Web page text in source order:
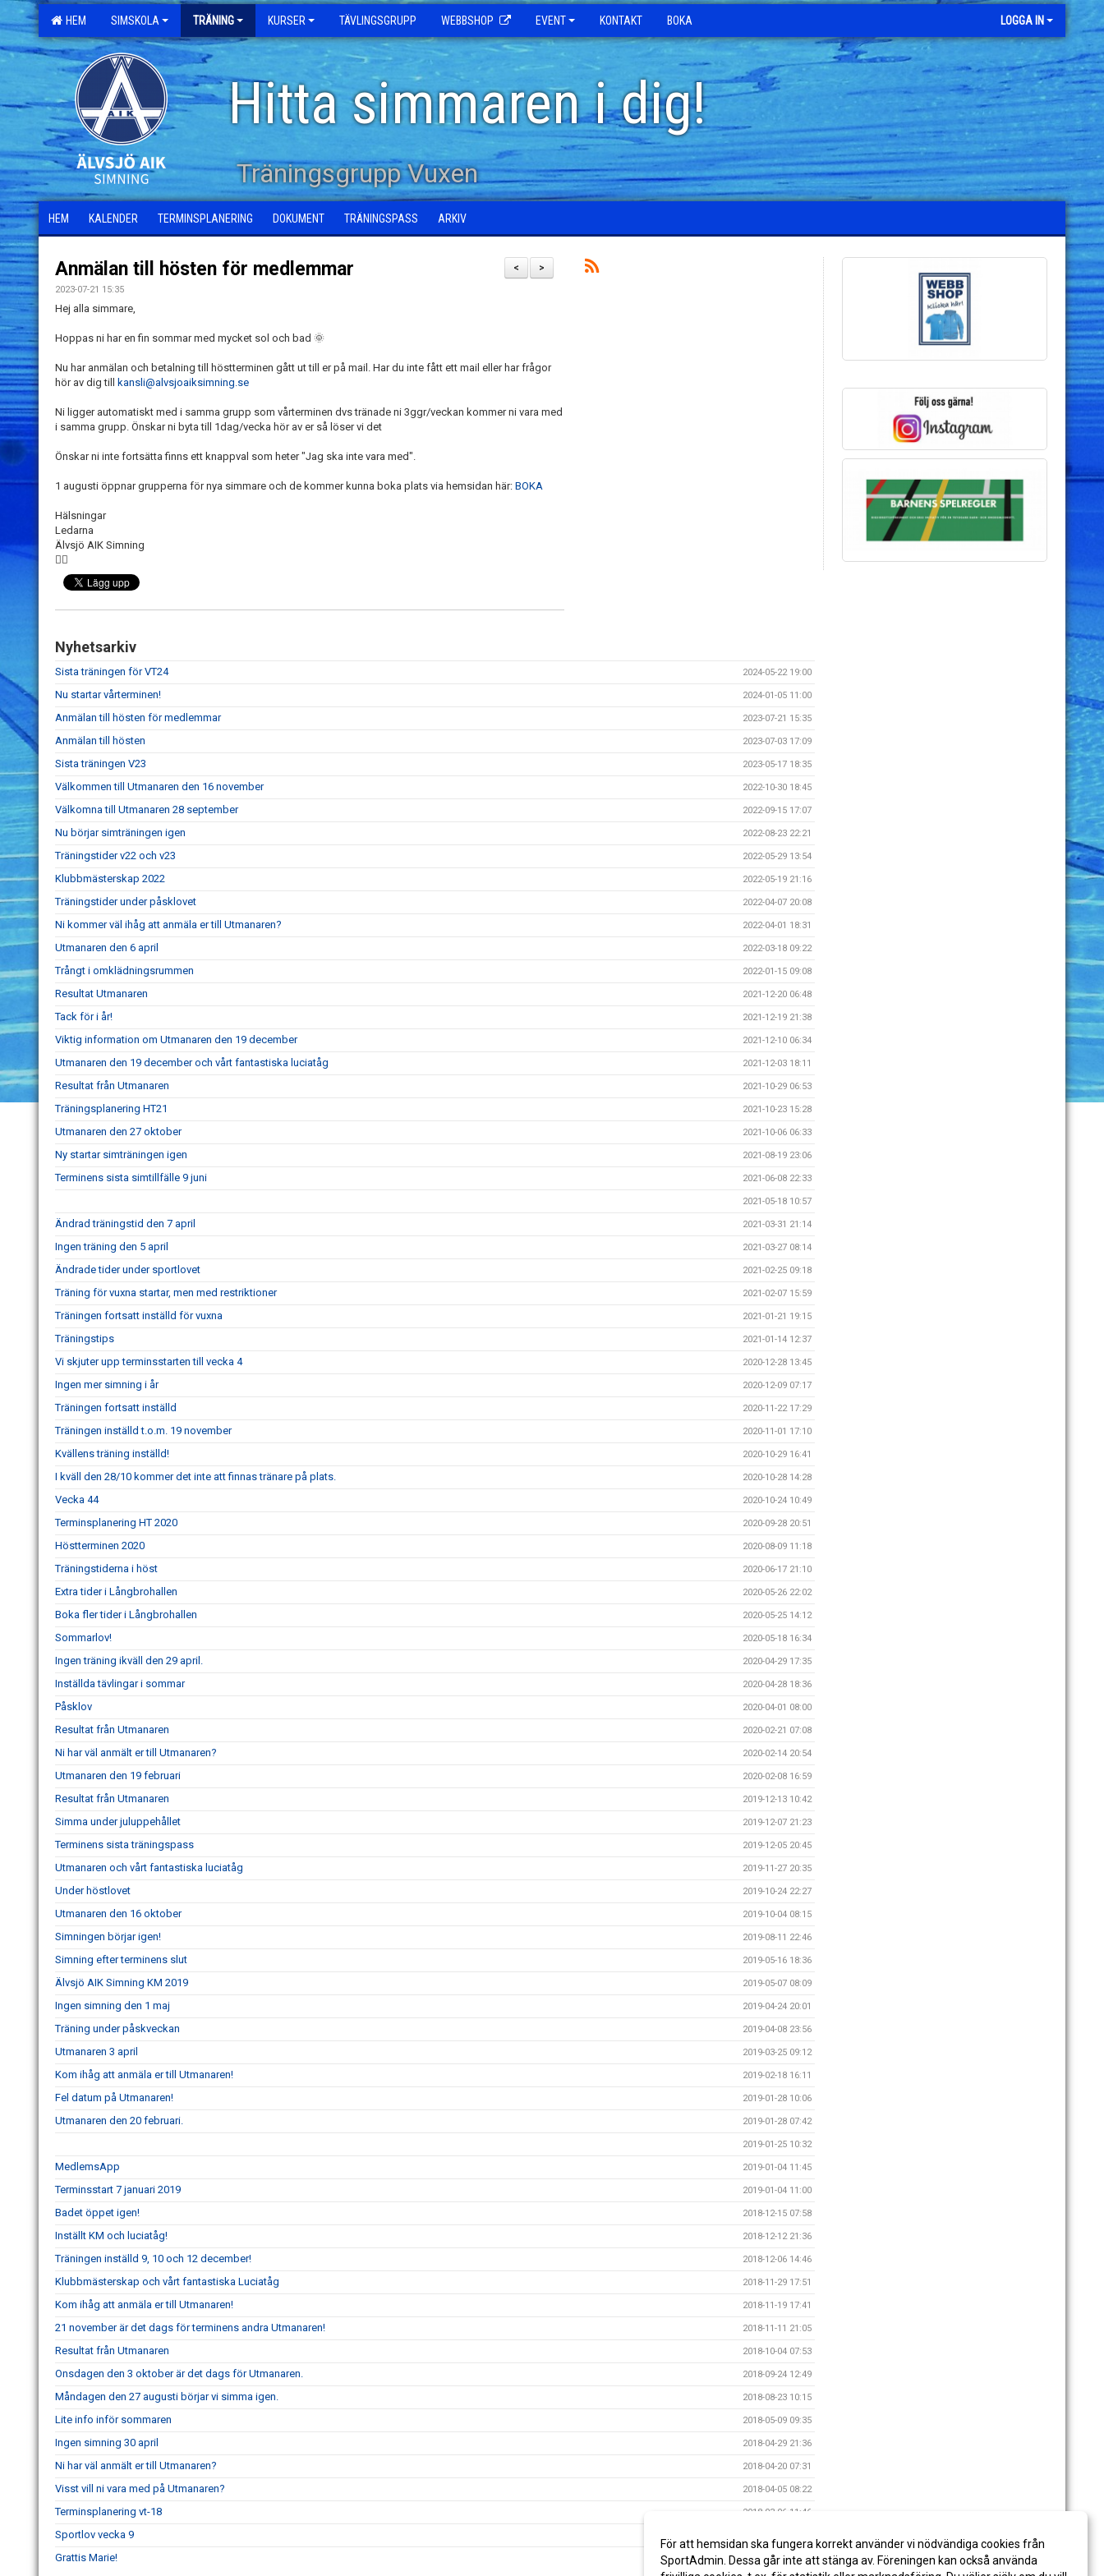
HEM SIMSKOLA TRÄNING KURSER TÄVLINGSGRUPP WEBBSHOP EVENT KONTAKT BOKA LOGGA IN
Hitta simmaren i dig!
Träningsgrupp Vuxen
HEM KALENDER TERMINSPLANERING DOKUMENT TRÄNINGSPASS ARKIV
>
<
Anmälan till hösten för medlemmar
2023-07-21 15:35
Hej alla simmare,
Hoppas ni har en fin sommar med mycket sol och bad 🌞
Nu har anmälan och betalning till höstterminen gått ut till er på mail. Har du inte fått ett mail eller har frågor
hör av dig till
kansli@alvsjoaiksimning.se
Ni ligger automatiskt med i samma grupp som vårterminen dvs tränade ni 3ggr/veckan kommer ni vara med
i samma grupp. Önskar ni byta till 1dag/vecka hör av er så löser vi det
Önskar ni inte fortsätta finns ett knappval som heter "Jag ska inte vara med".
1 augusti öppnar grupperna för nya simmare och de kommer kunna boka plats via hemsidan här: BOKA
Hälsningar
Ledarna
Älvsjö AIK Simning
🏊‍♀️
Nyhetsarkiv
Sista träningen för VT24 2024-05-22 19:00
Nu startar vårterminen! 2024-01-05 11:00
Anmälan till hösten för medlemmar 2023-07-21 15:35
Anmälan till hösten 2023-07-03 17:09
Sista träningen V23 2023-05-17 18:35
Välkommen till Utmanaren den 16 november 2022-10-30 18:45
Välkomna till Utmanaren 28 september 2022-09-15 17:07
Nu börjar simträningen igen 2022-08-23 22:21
Träningstider v22 och v23 2022-05-29 13:54
Klubbmästerskap 2022 2022-05-19 21:16
Träningstider under påsklovet 2022-04-07 20:08
Ni kommer väl ihåg att anmäla er till Utmanaren? 2022-04-01 18:31
Utmanaren den 6 april 2022-03-18 09:22
Trångt i omklädningsrummen 2022-01-15 09:08
Resultat Utmanaren 2021-12-20 06:48
Tack för i år! 2021-12-19 21:38
Viktig information om Utmanaren den 19 december 2021-12-10 06:34
Utmanaren den 19 december och vårt fantastiska luciatåg 2021-12-03 18:11
Resultat från Utmanaren 2021-10-29 06:53
Träningsplanering HT21 2021-10-23 15:28
Utmanaren den 27 oktober 2021-10-06 06:33
Ny startar simträningen igen 2021-08-19 23:06
Terminens sista simtillfälle 9 juni 2021-06-08 22:33
2021-05-18 10:57
Ändrad träningstid den 7 april 2021-03-31 21:14
Ingen träning den 5 april 2021-03-27 08:14
Ändrade tider under sportlovet 2021-02-25 09:18
Träning för vuxna startar, men med restriktioner 2021-02-07 15:59
Träningen fortsatt inställd för vuxna 2021-01-21 19:15
Träningstips 2021-01-14 12:37
Vi skjuter upp terminsstarten till vecka 4 2020-12-28 13:45
Ingen mer simning i år 2020-12-09 07:17
Träningen fortsatt inställd 2020-11-22 17:29
Träningen inställd t.o.m. 19 november 2020-11-01 17:10
Kvällens träning inställd! 2020-10-29 16:41
I kväll den 28/10 kommer det inte att finnas tränare på plats. 2020-10-28 14:28
Vecka 44 2020-10-24 10:49
Terminsplanering HT 2020 2020-09-28 20:51
Höstterminen 2020 2020-08-09 11:18
Träningstiderna i höst 2020-06-17 21:10
Extra tider i Långbrohallen 2020-05-26 22:02
Boka fler tider i Långbrohallen 2020-05-25 14:12
Sommarlov! 2020-05-18 16:34
Ingen träning ikväll den 29 april. 2020-04-29 17:35
Inställda tävlingar i sommar 2020-04-28 18:36
Påsklov 2020-04-01 08:00
Resultat från Utmanaren 2020-02-21 07:08
Ni har väl anmält er till Utmanaren? 2020-02-14 20:54
Utmanaren den 19 februari 2020-02-08 16:59
Resultat från Utmanaren 2019-12-13 10:42
Simma under juluppehållet 2019-12-07 21:23
Terminens sista träningspass 2019-12-05 20:45
Utmanaren och vårt fantastiska luciatåg 2019-11-27 20:35
Under höstlovet 2019-10-24 22:27
Utmanaren den 16 oktober 2019-10-04 08:15
Simningen börjar igen! 2019-08-11 22:46
Simning efter terminens slut 2019-05-16 18:36
Älvsjö AIK Simning KM 2019 2019-05-07 08:09
Ingen simning den 1 maj 2019-04-24 20:01
Träning under påskveckan 2019-04-08 23:56
Utmanaren 3 april 2019-03-25 09:12
Kom ihåg att anmäla er till Utmanaren! 2019-02-18 16:11
Fel datum på Utmanaren! 2019-01-28 10:06
Utmanaren den 20 februari. 2019-01-28 07:42
2019-01-25 10:32
MedlemsApp 2019-01-04 11:45
Terminsstart 7 januari 2019 2019-01-04 11:00
Badet öppet igen! 2018-12-15 07:58
Inställt KM och luciatåg! 2018-12-12 21:36
Träningen inställd 9, 10 och 12 december! 2018-12-06 14:46
Klubbmästerskap och vårt fantastiska Luciatåg 2018-11-29 17:51
Kom ihåg att anmäla er till Utmanaren! 2018-11-19 17:41
21 november är det dags för terminens andra Utmanaren! 2018-11-11 21:05
Resultat från Utmanaren 2018-10-04 07:53
Onsdagen den 3 oktober är det dags för Utmanaren. 2018-09-24 12:49
Måndagen den 27 augusti börjar vi simma igen. 2018-08-23 10:15
Lite info inför sommaren 2018-05-09 09:35
Ingen simning 30 april 2018-04-29 21:36
Ni har väl anmält er till Utmanaren? 2018-04-20 07:31
Visst vill ni vara med på Utmanaren? 2018-04-05 08:22
Terminsplanering vt-18 2018-03-06 11:46
Sportlov vecka 9
Grattis Marie! 2017-11-28 12:38
För att hemsidan ska fungera korrekt använder vi nödvändiga cookies från
SportAdmin. Dessa går inte att stänga av. Föreningen kan också använda